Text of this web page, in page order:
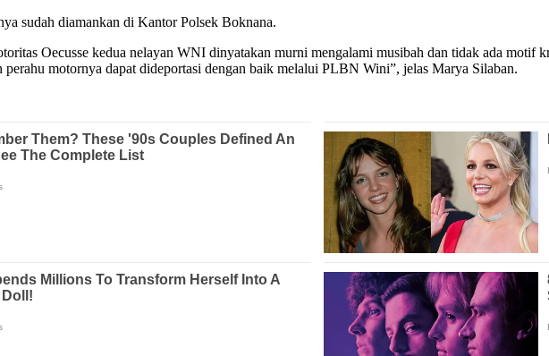
sudah diamankan di Kantor Polsek Boknana.
Oecusse kedua nelayan WNI dinyatakan murni mengalami musibah dan tidak ada motif
motornya dapat dideportasi dengan baik melalui PLBN Wini”, jelas Marya Silaban.